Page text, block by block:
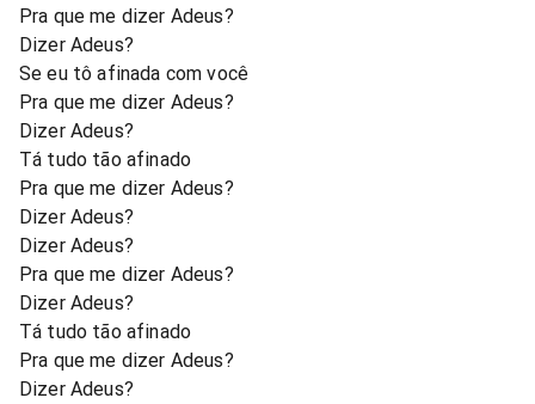
Pra que me dizer Adeus?
Dizer Adeus?
Se eu tô afinada com você
Pra que me dizer Adeus?
Dizer Adeus?
Tá tudo tão afinado
Pra que me dizer Adeus?
Dizer Adeus?
Dizer Adeus?
Pra que me dizer Adeus?
Dizer Adeus?
Tá tudo tão afinado
Pra que me dizer Adeus?
Dizer Adeus?